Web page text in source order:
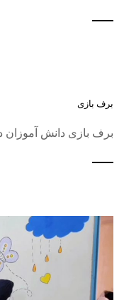
برف بازی
برف بازی دانش آموزان